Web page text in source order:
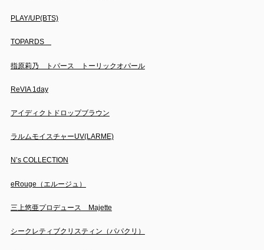
PLAY/UP(BTS)
TOPARDS
指原莉乃 トパース トーリックオパール
ReVIA 1day
アイディクトドロップブラウン
ラルムモイスチャーUV(LARME)
N’s COLLECTION
eRouge（エルージュ）
三上悠亜プロデュース Majette
シークレティブクリスティン（パパクリ）